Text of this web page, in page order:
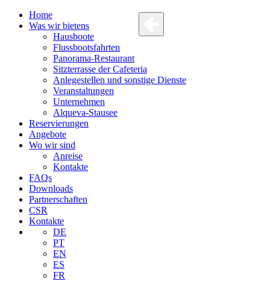
Home
Was wir bietens
Hausboote
Flussbootsfahrten
Panorama-Restaurant
Sitzterrasse der Cafeteria
Anlegestellen und sonstige Dienste
Veranstaltungen
Unternehmen
Alqueva-Stausee
Reservierungen
Angebote
Wo wir sind
Anreise
Kontakte
FAQs
Downloads
Partnerschaften
CSR
Kontakte
DE
PT
EN
ES
FR